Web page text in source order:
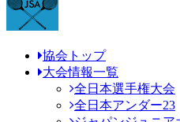
協会トップ
大会情報一覧
全日本選手権大会
全日本アンダー23